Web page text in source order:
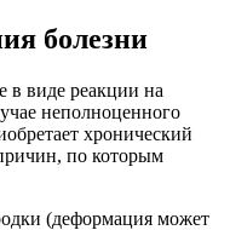
болезни
в виде реакции на
неполноценного
хронический
по которым
(деформация может